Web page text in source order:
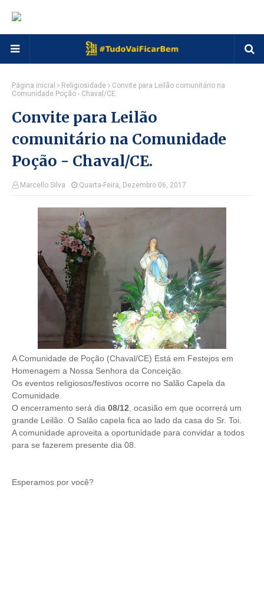
Página inicial Religiosidade
Convite para Leilão comunitário na
Comunidade Poção - Chaval/CE.
Convite para Leilão
comunitário na Comunidade
Poção - Chaval/CE.
Marcello Silva Quarta-Feira, Dezembro 06, 2017
A Comunidade de Poção (Chaval/CE) Está em Festejos em
Homenagem a Nossa Senhora da Conceição.
Os eventos religiosos/festivos ocorre no Salão Capela da
Comunidade.
O encerramento será dia 08/12 , ocasião em que ocorrerá um
grande Leilão. O Salão capela fica ao lado da casa do Sr. Toi.
A comunidade aproveita a oportunidade para convidar a todos
para se fazerem presente dia 08.
Esperamos por você?